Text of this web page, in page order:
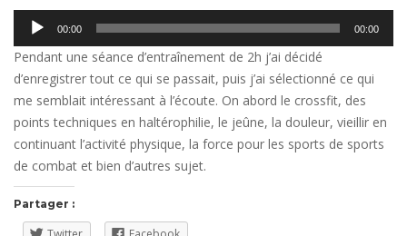
Lecteur
00:00 00:00
Pendant une séance d’entraînement de 2h j’ai décidé
d’enregistrer tout ce qui se passait, puis j’ai sélectionné ce qui
me semblait intéressant à l’écoute. On abord le crossfit, des
points techniques en haltérophilie, le jeûne, la douleur, vieillir en
continuant l’activité physique, la force pour les sports de sports
de combat et bien d’autres sujet.
Partager :